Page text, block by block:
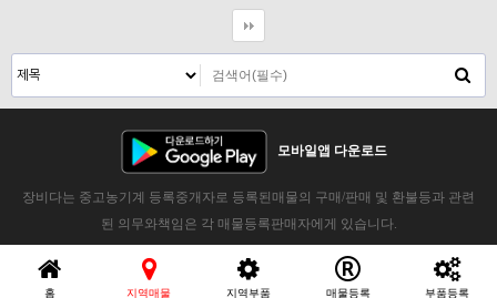
모바일앱 다운로드
장비다는 중고농기계 등록중개자로 등록된매물의 구매/판매 및 환불등과 관련
된 의무와책임은 각 매물등록판매자에게 있습니다.
홈 지역매물 지역부품 매물등록 부품등록